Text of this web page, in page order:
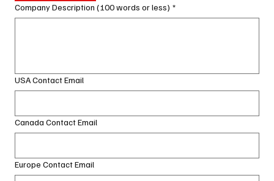
Company Description (100 words or less) *
USA Contact Email
Canada Contact Email
Europe Contact Email